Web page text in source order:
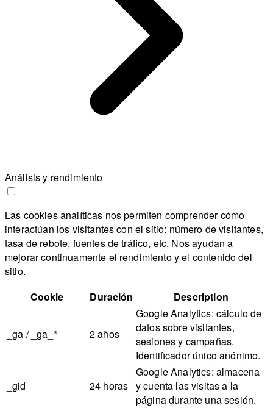
Análisis y rendimiento
Las cookies analíticas nos permiten comprender cómo
interactúan los visitantes con el sitio: número de visitantes,
tasa de rebote, fuentes de tráfico, etc. Nos ayudan a
mejorar continuamente el rendimiento y el contenido del
sitio.
Cookie
Duración Description
_ga / _ga_* 2 años
Google Analytics: cálculo de
datos sobre visitantes,
sesiones y campañas.
Identificador único anónimo.
_gid 24 horas
Google Analytics: almacena
y cuenta las visitas a la
página durante una sesión.